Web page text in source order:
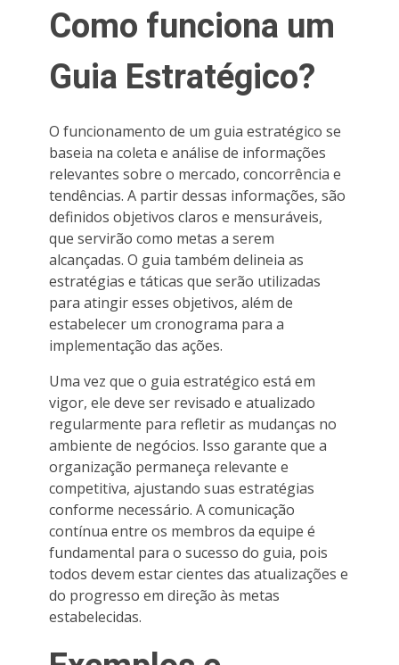
Como funciona um
Guia Estratégico?
O funcionamento de um guia estratégico se
baseia na coleta e análise de informações
relevantes sobre o mercado, concorrência e
tendências. A partir dessas informações, são
definidos objetivos claros e mensuráveis,
que servirão como metas a serem
alcançadas. O guia também delineia as
estratégias e táticas que serão utilizadas
para atingir esses objetivos, além de
estabelecer um cronograma para a
implementação das ações.
Uma vez que o guia estratégico está em
vigor, ele deve ser revisado e atualizado
regularmente para refletir as mudanças no
ambiente de negócios. Isso garante que a
organização permaneça relevante e
competitiva, ajustando suas estratégias
conforme necessário. A comunicação
contínua entre os membros da equipe é
fundamental para o sucesso do guia, pois
todos devem estar cientes das atualizações e
do progresso em direção às metas
estabelecidas.